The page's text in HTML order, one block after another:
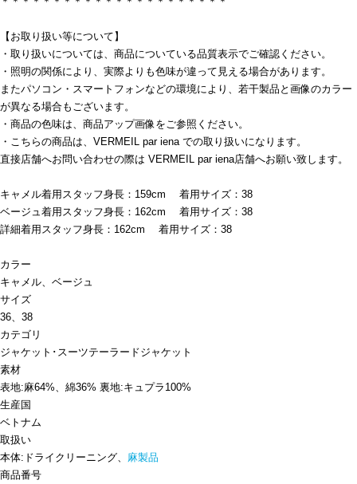
【お取り扱い等について】
・取り扱いについては、商品についている品質表示でご確認ください。
・照明の関係により、実際よりも色味が違って見える場合があります。
またパソコン・スマートフォンなどの環境により、若干製品と画像のカラー
が異なる場合もございます。
・商品の色味は、商品アップ画像をご参照ください。
・こちらの商品は、VERMEIL par iena での取り扱いになります。
直接店舗へお問い合わせの際は VERMEIL par iena店舗へお願い致します。
キャメル着用スタッフ身長：159cm 着用サイズ：38
ベージュ着用スタッフ身長：162cm 着用サイズ：38
詳細着用スタッフ身長：162cm 着用サイズ：38
カラー
キャメル、ベージュ
サイズ
36、38
カテゴリ
ジャケット･スーツテーラードジャケット
素材
表地:麻64%、綿36% 裏地:キュプラ100%
生産国
ベトナム
取扱い
本体:ドライクリーニング、 麻製品
商品番号